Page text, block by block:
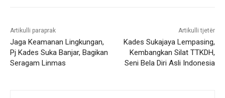
Artikulli paraprak
Jaga Keamanan Lingkungan,
Pj Kades Suka Banjar, Bagikan
Seragam Linmas
Artikulli tjetër
Kades Sukajaya Lempasing,
Kembangkan Silat TTKDH,
Seni Bela Diri Asli Indonesia